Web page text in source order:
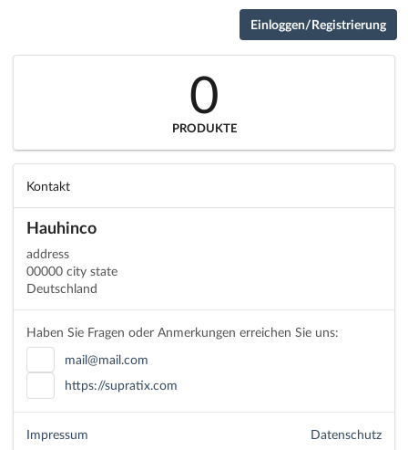
Einloggen/Registrierung
0
PRODUKTE
Kontakt
Hauhinco
address
00000 city state
Deutschland
Haben Sie Fragen oder Anmerkungen erreichen Sie uns:
mail@mail.com
https://supratix.com
Datenschutz
Impressum